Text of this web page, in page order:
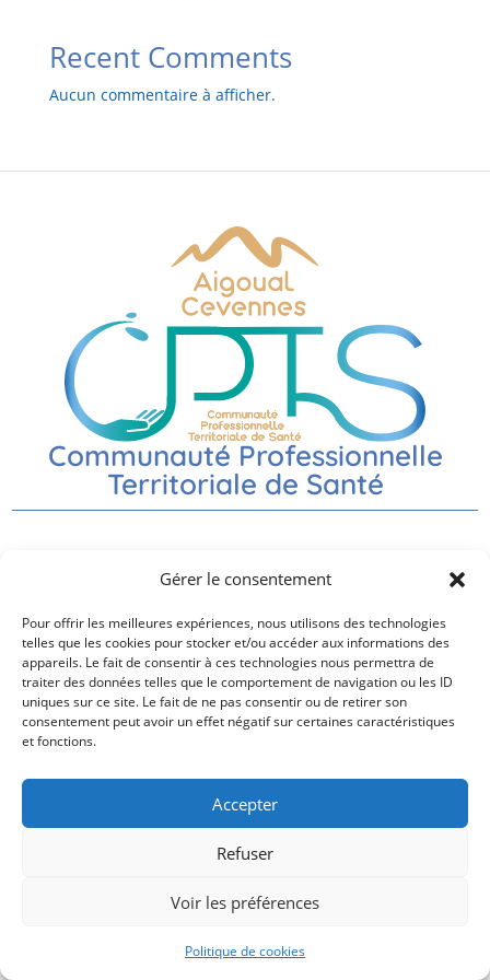
Gérer le consentement
Pour offrir les meilleures expériences, nous utilisons des technologies
telles que les cookies pour stocker et/ou accéder aux informations des
appareils. Le fait de consentir à ces technologies nous permettra de
traiter des données telles que le comportement de navigation ou les ID
uniques sur ce site. Le fait de ne pas consentir ou de retirer son
consentement peut avoir un effet négatif sur certaines caractéristiques
et fonctions.
Accepter
Refuser
Voir les préférences
Politique de cookies
Recent Comments
Aucun commentaire à afficher.
Communauté Professionnelle
Territoriale de Santé
Mentions légales
Politique de confidentialité
Politique des cookies